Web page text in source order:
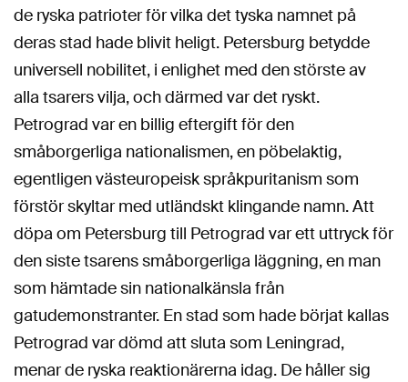
de ryska patrioter för vilka det tyska namnet på
deras stad hade blivit heligt. Petersburg betydde
universell nobilitet, i enlighet med den störste av
alla tsarers vilja, och därmed var det ryskt.
Petrograd var en billig eftergift för den
småborgerliga nationalismen, en pöbelaktig,
egentligen västeuropeisk språkpuritanism som
förstör skyltar med utländskt klingande namn. Att
döpa om Petersburg till Petrograd var ett uttryck för
den siste tsarens småborgerliga läggning, en man
som hämtade sin nationalkänsla från
gatudemonstranter. En stad som hade börjat kallas
Petrograd var dömd att sluta som Leningrad,
menar de ryska reaktionärerna idag. De håller sig